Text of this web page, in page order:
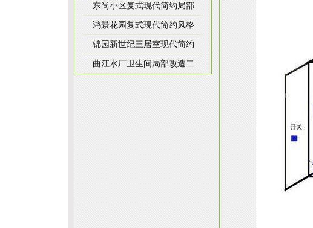
东尚小区复式现代简约局部
鸿景花园复式现代简约风格
锦园新世纪三居室现代简约
曲江水厂卫生间局部改造二